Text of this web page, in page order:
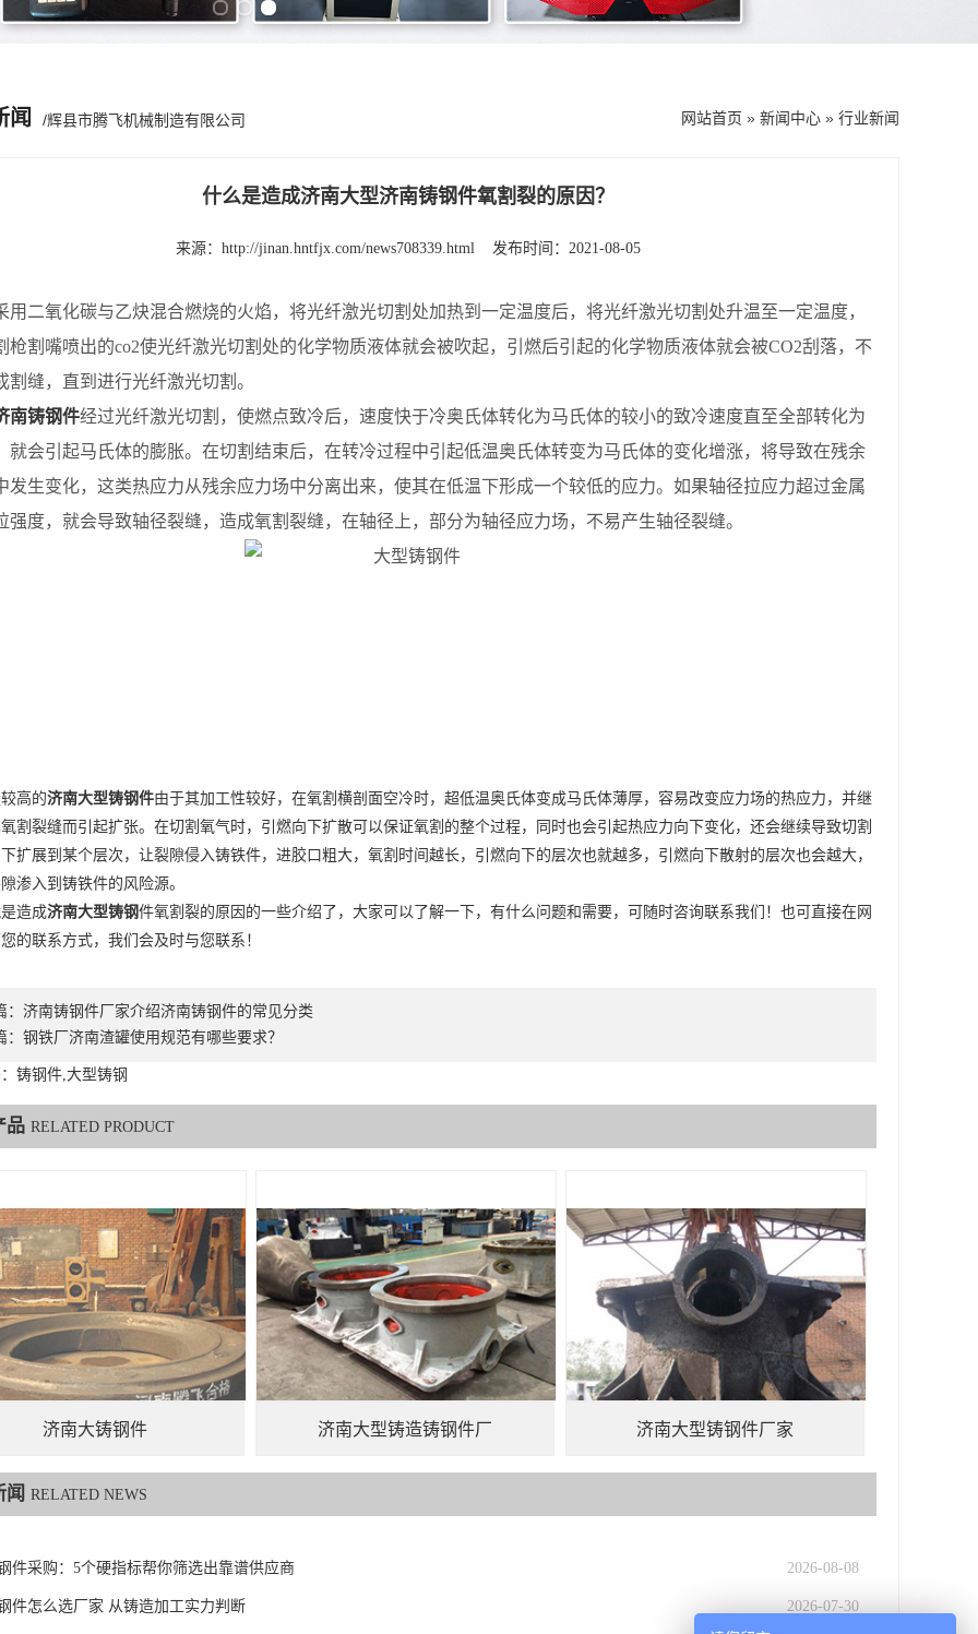
闻 /辉县市腾飞机械制造有限公司 网站首页 » 新闻中心 » 行业新闻
什么是造成济南大型济南铸钢件氧割裂的原因？
来源： http://jinan.hntfjx.com/news708339.html 发布时间：2021-08-05
用二氧化碳与乙炔混合燃烧的火焰，将光纤激光切割处加热到一定温度后，将光纤激光切割处升温至一定温度，
枪割嘴喷出的co2使光纤激光切割处的化学物质液体就会被吹起，引燃后引起的化学物质液体就会被CO2刮落，不
割缝，直到进行光纤激光切割。
南铸钢件经过光纤激光切割，使燃点致冷后，速度快于冷奥氏体转化为马氏体的较小的致冷速度直至全部转化为
就会引起马氏体的膨胀。在切割结束后，在转冷过程中引起低温奥氏体转变为马氏体的变化增涨，将导致在残余
发生变化，这类热应力从残余应力场中分离出来，使其在低温下形成一个较低的应力。如果轴径拉应力超过金属
强度，就会导致轴径裂缝，造成氧割裂缝，在轴径上，部分为轴径应力场，不易产生轴径裂缝。
高的济南大型铸钢件由于其加工性较好，在氧割横剖面空冷时，超低温奥氏体变成马氏体薄厚，容易改变应力场的热应力，并继
割裂缝而引起扩张。在切割氧气时，引燃向下扩散可以保证氧割的整个过程，同时也会引起热应力向下变化，还会继续导致切割
扩展到某个层次，让裂隙侵入铸铁件，进胶口粗大，氧割时间越长，引燃向下的层次也就越多，引燃向下散射的层次也会越大，
渗入到铸铁件的风险源。
造成济南大型铸钢件氧割裂的原因的一些介绍了，大家可以了解一下，有什么问题和需要，可随时咨询联系我们！也可直接在网
的联系方式，我们会及时与您联系！
济南铸钢件厂家介绍济南铸钢件的常见分类
钢铁厂济南渣罐使用规范有哪些要求？
铸钢件,大型铸钢
品 RELATED PRODUCT
济南大铸钢件 济南大型铸造铸钢件厂 济南大型铸钢件厂家
闻 RELATED NEWS
件采购：5个硬指标帮你筛选出靠谱供应商 2026-08-08
件怎么选厂家 从铸造加工实力判断 2026-07-30